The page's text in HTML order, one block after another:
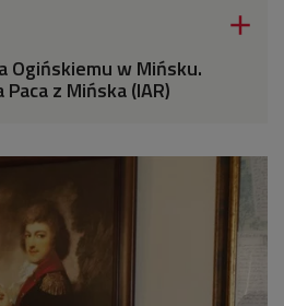

Ogińskiemu w Mińsku.
z Mińska (IAR)